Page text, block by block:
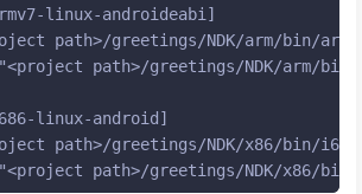
linux-androideabi]
path>/greetings/NDK/arm/bin/
path>/greetings/NDK/arm/
linux-android]
path>/greetings/NDK/x86/bin/
path>/greetings/NDK/x86/